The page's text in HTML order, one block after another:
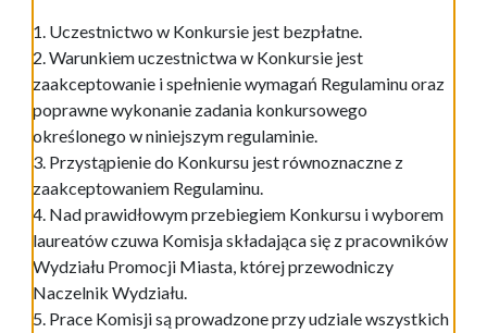
1. Uczestnictwo w Konkursie jest bezpłatne.
2. Warunkiem uczestnictwa w Konkursie jest
zaakceptowanie i spełnienie wymagań Regulaminu oraz
poprawne wykonanie zadania konkursowego
określonego w niniejszym regulaminie.
3. Przystąpienie do Konkursu jest równoznaczne z
zaakceptowaniem Regulaminu.
4. Nad prawidłowym przebiegiem Konkursu i wyborem
laureatów czuwa Komisja składająca się z pracowników
Wydziału Promocji Miasta, której przewodniczy
Naczelnik Wydziału.
5. Prace Komisji są prowadzone przy udziale wszystkich